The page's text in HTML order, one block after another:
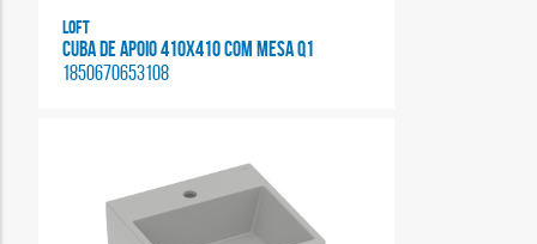
Loft
CUBA DE APOIO 410X410 COM MESA Q1
1850670653108